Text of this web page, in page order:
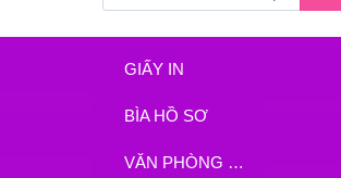
GIẤY IN
BÌA HỒ SƠ
VĂN PHÒNG PHẨM